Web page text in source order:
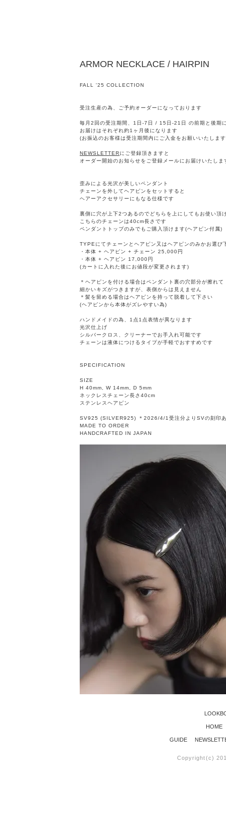
ARMOR NECKLACE / HAIRPIN
FALL '25 COLLECTION
受注生産の為、ご予約オーダーになっております
毎月2回の受注期間、1日-7日 / 15日-21日 の前期と後期
お届けはそれぞれ約1ヶ月後になります
(お振込のお客様は受注期間内にご入金をお願いいたしま
NEWSLETTERにご登録頂きますと
オーダー開始のお知らせをご登録メールにお届けいたしま
歪みによる光沢が美しいペンダント
チェーンを外してヘアピンをセットすると
ヘアーアクセサリーにもなる仕様です
裏側に穴が上下2つあるのでどちらを上にしてもお使い頂
こちらのチェーンは40cm長さです
ペンダントトップのみでもご購入頂けます(ヘアピン付属)
TYPEにてチェーンとヘアピン又はヘアピンのみかお選び
・本体 + ヘアピン + チェーン 25,000円
・本体 + ヘアピン 17,000円
(カートに入れた後にお値段が変更されます)
＊ヘアピンを付ける場合はペンダント裏の穴部分が擦れて
細かいキズがつきますが、表側からは見えません
＊髪を留める場合はヘアピンを持って脱着して下さい
(ヘアピンから本体がズレやすい為)
ハンドメイドの為、1点1点表情が異なります
光沢仕上げ
シルバークロス、クリーナーでお手入れ可能です
チェーンは液体につけるタイプが手軽でおすすめです
SPECIFICATION
SIZE
H 40mm, W 14mm, D 5mm
ネックレスチェーン長さ40cm
ステンレスヘアピン
SV925 (SILVER925) ＊2026/4/1受注分よりSVの刻印
MADE TO ORDER
HANDCRAFTED IN JAPAN
HOME
GUIDE
Copyright(c)